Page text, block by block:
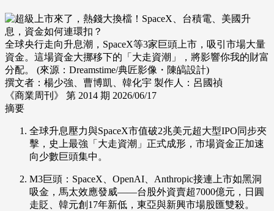
全球央行走向升息潮，SpaceX等3家巨頭上市，吸引市場大量
資金。這場資金大挪移下的「大走資潮」，將影響你我的財富
分配。 (來源：Dreamstime/典匠影像・陳皜設計)
撰文者：楊少強、曹博凱、韓化宇 製作人：呂國禎
《商業周刊》 第 2014 期 2026/06/17
摘要
全球升息壓力與SpaceX市值破2兆美元超大型IPO同步夾
擊，史上最強「大走資潮」正式成形，市場資金正加速
向少數巨頭集中。
M3巨頭：SpaceX、OpenAI、Anthropic接連上市如黑洞
吸金，馬太效應發威——台股外資賣超7000億元，日圓
走貶、韓元創17年新低，東亞與新興市場股匯雙殺。